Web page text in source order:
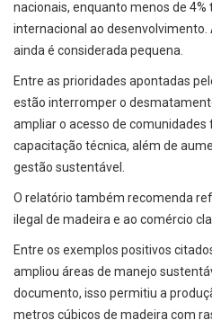
nacionais, enquanto menos de
internacional ao
ainda é considerada pequena.
Entre as prioridades apontadas
estão interromper o
ampliar o acesso de comunidades
capacitação técnica, além de
gestão sustentável.
O relatório também recomenda
ilegal de madeira e ao comércio
Entre os exemplos positivos
ampliou áreas de manejo
documento, isso permitiu a
metros cúbicos de madeira com